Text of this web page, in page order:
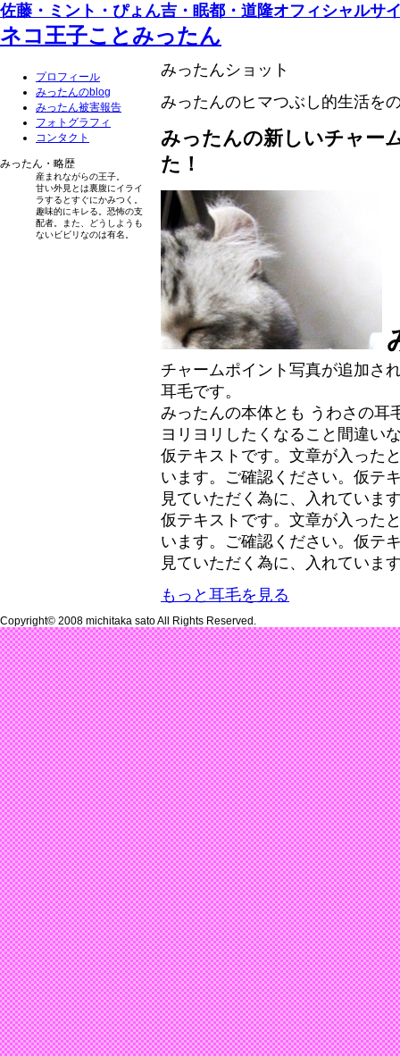
佐藤・ミント・ぴょん吉・眠都・道隆オフィシャルサ
ネコ王子ことみったん
プロフィール
みったんのblog
みったん被害報告
フォトグラフィ
コンタクト
みったん・略歴
産まれながらの王子。
甘い外見とは裏腹にイライ
ラするとすぐにかみつく。
趣味的にキレる。恐怖の支
配者。また、どうしようも
ないビビリなのは有名。
みったんショット
みったんのヒマつぶし的生活を
みったんの新しいチャー
た！
チャームポイント写真が追加さ
耳毛です。
みったんの本体とも うわさの耳
ヨリヨリしたくなること間違い
仮テキストです。文章が入った
います。ご確認ください。仮テ
見ていただく為に、入れていま
仮テキストです。文章が入った
います。ご確認ください。仮テ
見ていただく為に、入れていま
もっと耳毛を見る
Copyright© 2008 michitaka sato All Rights Reserved.